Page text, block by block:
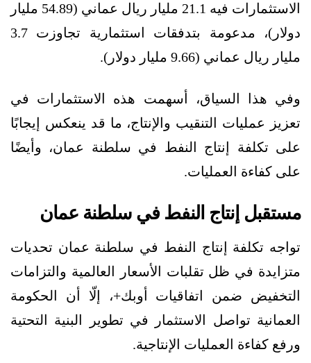
الاستثمارات فيه 21.1 مليار ريال عماني (54.89 مليار
دولار)، مدعومة بتدفقات استثمارية تجاوزت 3.7
مليار ريال عماني (9.66 مليار دولار).
وفي هذا السياق، أسهمت هذه الاستثمارات في
تعزيز عمليات التنقيب والإنتاج، ما قد ينعكس إيجابًا
على تكلفة إنتاج النفط في سلطنة عمان، وأيضًا
على كفاءة العمليات.
مستقبل إنتاج النفط في سلطنة عمان
تواجه تكلفة إنتاج النفط في سلطنة عمان تحديات
متزايدة في ظل تقلبات الأسعار العالمية والتزامات
التخفيض ضمن اتفاقيات أوبك+، إلّا أن الحكومة
العمانية تواصل الاستثمار في تطوير البنية التحتية
ورفع كفاءة العمليات الإنتاجية.